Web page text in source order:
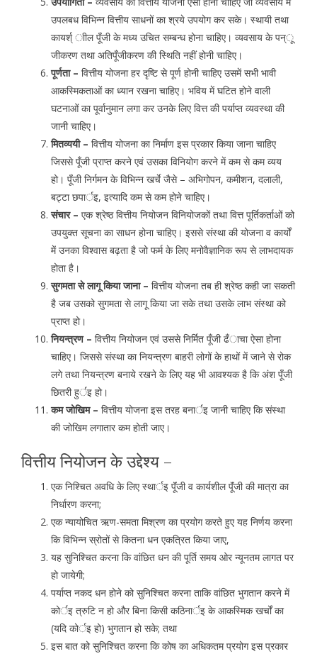
उपलबध विभिन्न वित्तीय साधनों का श्रये उपयोग कर सके। स्थायी तथा
कायर्श् ाील पूँजी के मध्य उचित सम्बन्ध होना चाहिए। व्यवसाय के पन्ू
जीकरण तथा अतिपूँजीकरण की स्थिति नहीं होनी चाहिए।
पूर्णता – वित्तीय योजना हर दृष्टि से पूर्ण होनी चाहिए उसमें सभी भावी
आकस्मिकताओं का ध्यान रखना चाहिए। भविय में घटित होने वाली
घटनाओं का पूर्वानुमान लगा कर उनके लिए वित्त की पर्याप्त व्यवस्था की
जानी चाहिए।
मितव्ययी – वित्तीय योजना का निर्माण इस प्रकार किया जाना चाहिए
जिससे पूँजी प्राप्त करने एवं उसका विनियोग करने में कम से कम व्यय
हो। पूँजी निर्गमन के विभिन्न खर्चे जैसे – अभिगोपन, कमीशन, दलाली,
बट्टा छपार्इ, इत्यादि कम से कम होने चाहिए।
संचार – एक श्रेष्ठ वित्तीय नियोजन विनियोजकों तथा वित्त पूर्तिकर्ताओं को
उपयुक्त सूचना का साधन होना चाहिए। इससे संस्था की योजना व कार्यों
में उनका विश्वास बढ़ता है जो फर्म के लिए मनोवैज्ञानिक रूप से लाभदायक
होता है।
सुगमता से लागू किया जाना – वित्तीय योजना तब ही श्रेष्ठ कही जा सकती
है जब उसको सुगमता से लागू किया जा सके तथा उसके लाभ संस्था को
प्राप्त हो।
नियन्त्रण – वित्तीय नियोजन एवं उससे निर्मित पूँजी ढँाचा ऐसा होना
चाहिए। जिससे संस्था का नियन्त्रण बाहरी लोगों के हाथों में जाने से रोक
लगे तथा नियन्त्रण बनाये रखने के लिए यह भी आवश्यक है कि अंश पूँजी
छितरी हुर्इ हो।
कम जोखिम – वित्तीय योजना इस तरह बनार्इ जानी चाहिए कि संस्था
की जोखिम लगातार कम होती जाए।
वित्तीय नियोजन के उद्देश्य –
एक निश्चित अवधि के लिए स्थार्इ पूॅंजी व कार्यशील पूॅंजी की मात्रा का
निर्धारण करना;
एक न्यायोचित ऋण-समता मिश्रण का प्रयोग करते हुए यह निर्णय करना
कि विभिन्न स्रोतों से कितना धन एकत्रित किया जाए,
यह सुनिश्चित करना कि वांछित धन की पूर्ति समय ओर न्यूनतम लागत पर
हो जायेगी;
पर्याप्त नकद धन होने को सुनिश्चित करना ताकि वांछित भुगतान करने में
कोर्इ त्रुटि न हो और बिना किसी कठिनार्इ के आकस्मिक खर्चों का
(यदि कोर्इ हो) भुगतान हो सके; तथा
इस बात को सुनिश्चित करना कि कोष का अधिकतम प्रयोग इस प्रकार